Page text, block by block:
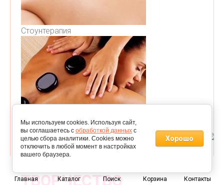
Стоунтерапия
ТВОРЧЕСТВО
Главная Каталог Поиск Корзина Контакты
Мы используем cookies. Используя сайт,
вы соглашаетесь с обработкой данных с
целью сбора аналитики. Cookies можно
отключить в любой момент в настройках
вашего браузера.
Хорошо